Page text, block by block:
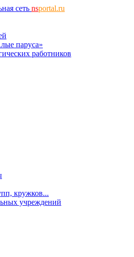
сеть nsportal.ru
паруса»
работников
кружков...
учреждений